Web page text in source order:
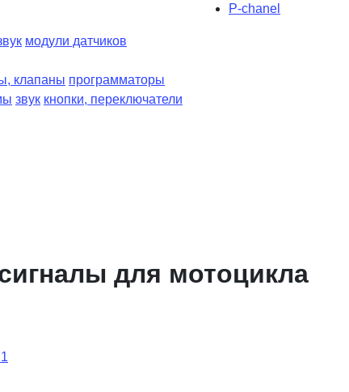
P-chanel
модули датчиков
клапаны программаторы
звук кнопки, переключатели
для мотоцикла